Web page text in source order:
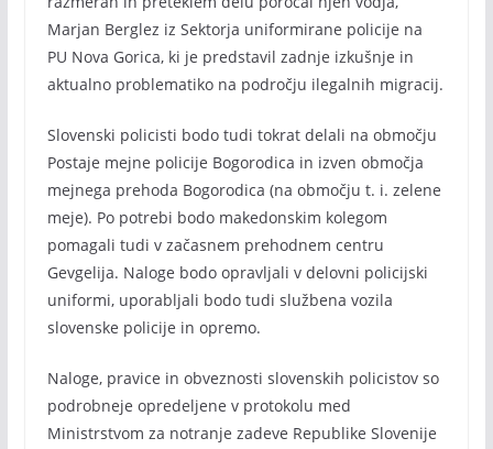
Marjan Berglez iz Sektorja uniformirane policije na
PU Nova Gorica, ki je predstavil zadnje izkušnje in
aktualno problematiko na področju ilegalnih migracij.
Slovenski policisti bodo tudi tokrat delali na območju
Postaje mejne policije Bogorodica in izven območja
mejnega prehoda Bogorodica (na območju t. i. zelene
meje). Po potrebi bodo makedonskim kolegom
pomagali tudi v začasnem prehodnem centru
Gevgelija. Naloge bodo opravljali v delovni policijski
uniformi, uporabljali bodo tudi službena vozila
slovenske policije in opremo.
Naloge, pravice in obveznosti slovenskih policistov so
podrobneje opredeljene v protokolu med
Ministrstvom za notranje zadeve Republike Slovenije